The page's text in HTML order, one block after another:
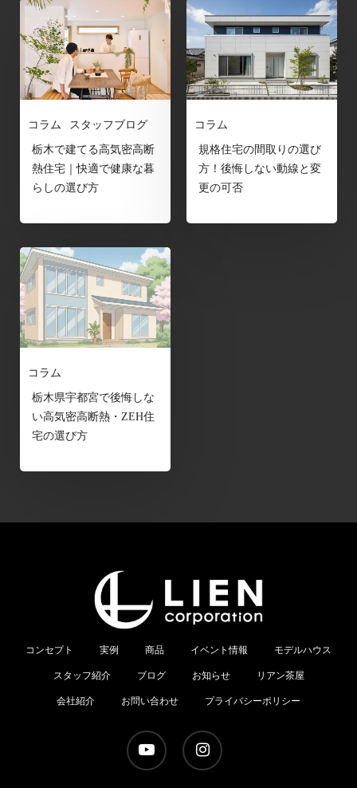
コラム スタッフブログ
栃木で建てる高気密高断
熱住宅｜快適で健康な暮
らしの選び方
コラム
規格住宅の間取りの選び
方！後悔しない動線と変
更の可否
コラム
栃木県宇都宮で後悔しな
い高気密高断熱・ZEH住
宅の選び方
コンセプト 実例 商品 イベント情報 モデルハウス
スタッフ紹介 ブログ お知らせ リアン茶屋
会社紹介 お問い合わせ プライバシーポリシー
youtube instagram